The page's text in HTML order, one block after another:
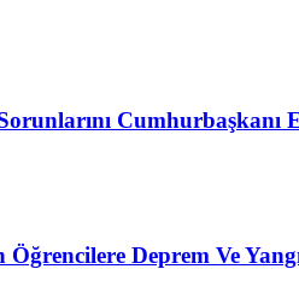
Cumhurbaşkanı
Deprem Ve